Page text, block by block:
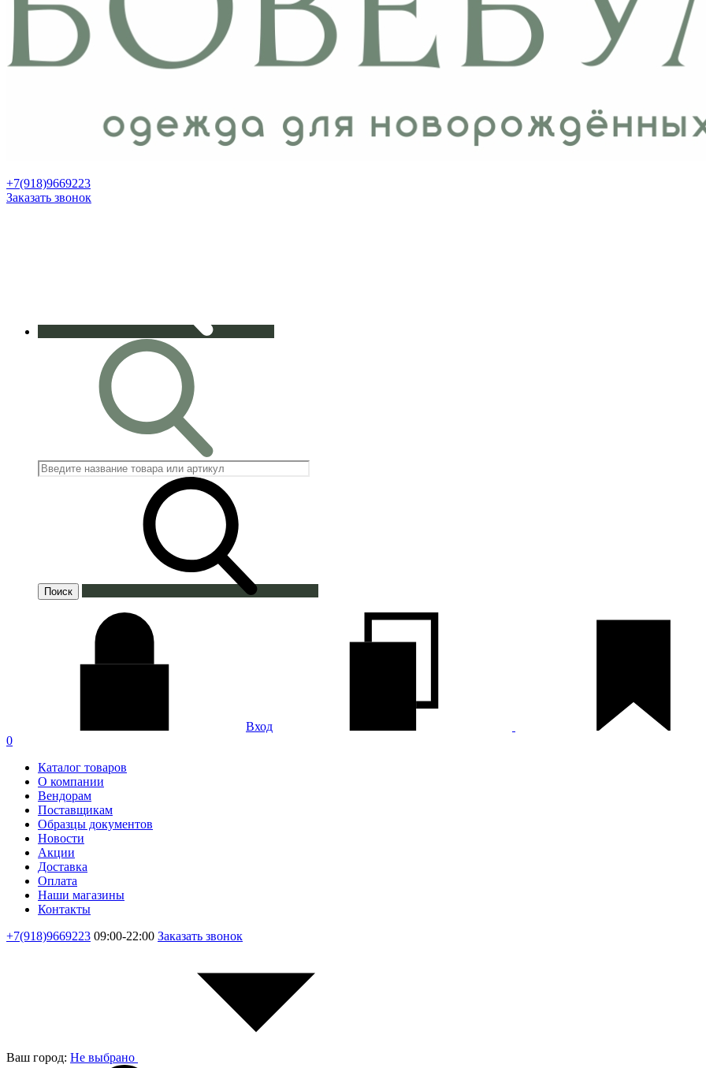
+7(918)9669223
Заказать звонок
Вход
0
Каталог товаров
О компании
Вендорам
Поставщикам
Образцы документов
Новости
Акции
Доставка
Оплата
Наши магазины
Контакты
+7(918)9669223 09:00-22:00 Заказать звонок
Ваш город: Не выбрано